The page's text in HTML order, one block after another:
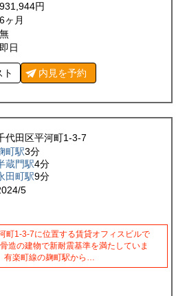
931,944円
6ヶ月
無
即日
ト 内見を予約
代田区平河町1-3-7
町駅3分
蔵門駅4分
田町駅9分
5
町1-3-7に位置する賃貸オフィスビルで
造の建物で新耐震基準を満たしていま
有楽町線の麹町駅から…